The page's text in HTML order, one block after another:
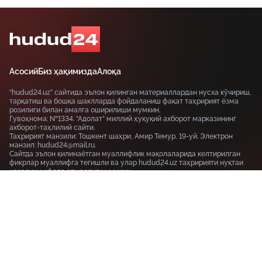
АсосийБиз ҳақимиздаАлоқа
“hudud24.uz” сайтида эълон қилинган материаллардан нусха кўчириш,
тарқатиш ва бошқа шаклларда фойдаланиш фақат таҳририят ёзма
розилиги билан амалга оширилиши мумкин.
Гувоҳнома: №1334. “Адолат” миллий ҳуқуқий ахборот марказининг
ахборот-таҳлилий сайти.
Таҳририят манзили: Тошкент шаҳри, Амир Темур, 19-уй. Электрон
манзил: hudud24@mail.ru.
Сайтда эълон қилинаётган муаллифлик мақолаларида келтирилган
фикрлар муаллифга тегишли ва улар hudud24.uz таҳририяти нуқтаи
назарини ифода этмаслиги мумкин.